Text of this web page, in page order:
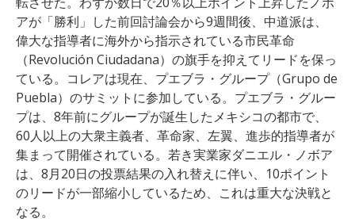
アが「勝利」した前回討論会から9週間後、中道派は、
偉大な指導者に海外から指示されている市民革命
（Revolución Ciudadana）の旗手を抑えてリードを保っ
ている。コレアは現在、プエブラ・グループ（Grupo de
Puebla）のサミットに参加している。プエブラ・グルー
プは、8年前にグループが誕生したメキシコの都市で、
60人以上の大衆主義者、革命家、左翼、進歩的指導者が
集まって開催されている。若き実業家ダニエル・ノボア
は、8月20日の投票結果の入れ替えに伴い、10ポイント
のリードが一部縮小しているため、これは重大な決戦と
なる。